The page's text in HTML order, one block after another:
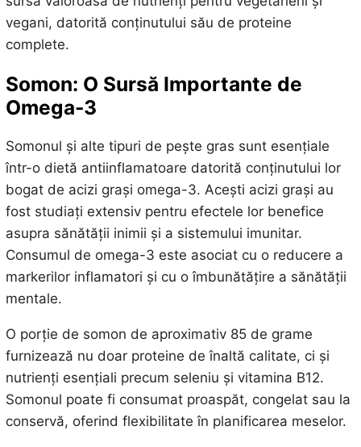
vegani, datorită conținutului său de proteine
complete.
Somon: O Sursă Importante de
Omega-3
Somonul și alte tipuri de pește gras sunt esențiale
într-o dietă antiinflamatoare datorită conținutului lor
bogat de acizi grași omega-3. Acești acizi grași au
fost studiați extensiv pentru efectele lor benefice
asupra sănătății inimii și a sistemului imunitar.
Consumul de omega-3 este asociat cu o reducere a
markerilor inflamatori și cu o îmbunătățire a sănătății
mentale.
O porție de somon de aproximativ 85 de grame
furnizează nu doar proteine de înaltă calitate, ci și
nutrienți esențiali precum seleniu și vitamina B12.
Somonul poate fi consumat proaspăt, congelat sau la
conservă, oferind flexibilitate în planificarea meselor.